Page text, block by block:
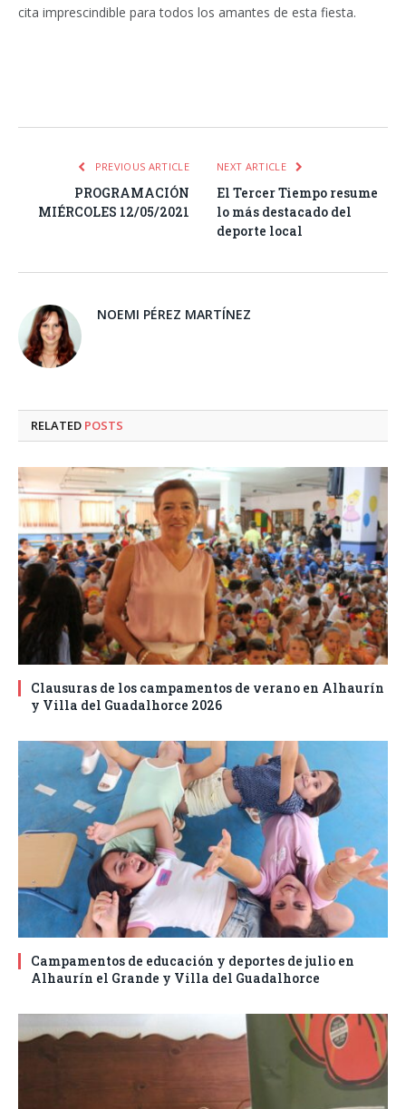
cita imprescindible para todos los amantes de esta fiesta.
PREVIOUS ARTICLE
PROGRAMACIÓN
MIÉRCOLES 12/05/2021
NEXT ARTICLE
El Tercer Tiempo resume
lo más destacado del
deporte local
NOEMI PÉREZ MARTÍNEZ
RELATED POSTS
Clausuras de los campamentos de verano en Alhaurín
y Villa del Guadalhorce 2026
Campamentos de educación y deportes de julio en
Alhaurín el Grande y Villa del Guadalhorce